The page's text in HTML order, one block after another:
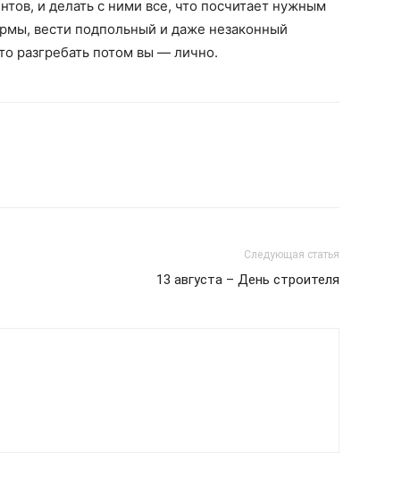
и делать с ними все, что посчитает нужным
вести подпольный и даже незаконный
разгребать потом вы — лично.
Следующая статья
13 августа – День строителя